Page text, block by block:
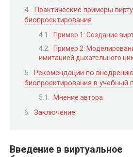
Практические примеры
биопроектирования
Пример 1: Создание
Пример 2:
имитацией дыхательного
Рекомендации по
биопроектирования в учебный
Мнение автора
Заключение
Введение в виртуальное